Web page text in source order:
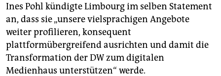
Ines Pohl kündigte Limbourg im selben Statement
an, dass sie „unsere vielsprachigen Angebote
weiter profilieren, konsequent
plattformübergreifend ausrichten und damit die
Transformation der DW zum digitalen
Medienhaus unterstützen“ werde.